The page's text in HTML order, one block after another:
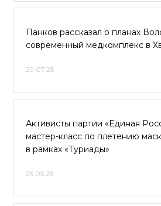
Панков рассказал о планах
современный медкомплекс в
29.07.25
Активисты партии «Единая
мастер-класс по плетению
в рамках «Туриады»
25.05.25